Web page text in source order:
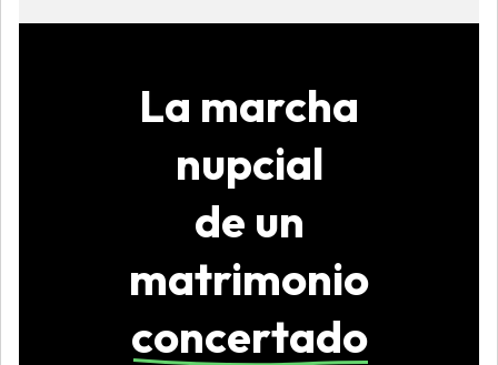
La marcha
nupcial
de un
matrimonio
concertado